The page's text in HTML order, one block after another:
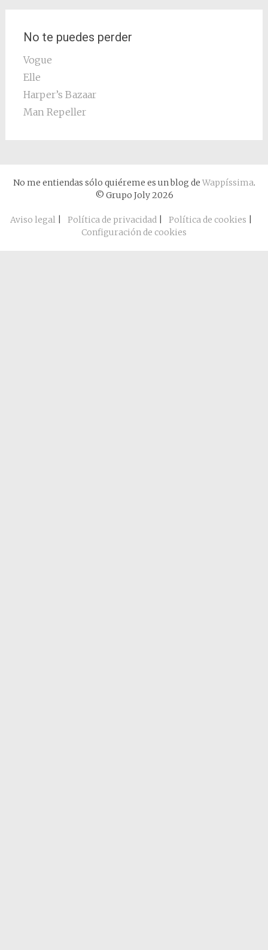
No te puedes perder
Vogue
Elle
Harper’s Bazaar
Man Repeller
No me entiendas sólo quiéreme es un blog de Wappíssima.
© Grupo Joly 2026
Aviso legal| Política de privacidad| Política de cookies
Configuración de cookies